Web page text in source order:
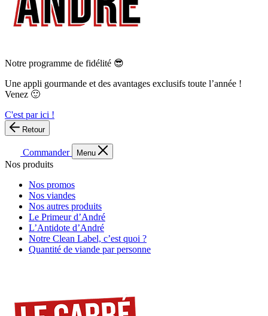
Notre programme de fidélité 😎
Une appli gourmande et des avantages exclusifs toute l’année !
Venez 🙂
C'est par ici !
Retour
Commander Menu
Nos produits
Nos promos
Nos viandes
Nos autres produits
Le Primeur d’André
L’Antidote d’André
Notre Clean Label, c’est quoi ?
Quantité de viande par personne